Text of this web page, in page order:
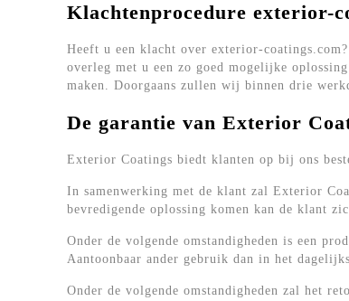
Klachtenprocedure exterior-
Heeft u een klacht over exterior-
overleg met u een zo goed mogelijke
maken. Doorgaans zullen wij binnen drie
De garantie van Exterior
Exterior Coatings biedt klanten op bij ons
In samenwerking met de klant zal Exterior
bevredigende oplossing komen kan de klant
Onder de volgende omstandigheden is een
Aantoonbaar ander gebruik dan in het
Onder de volgende omstandigheden zal het